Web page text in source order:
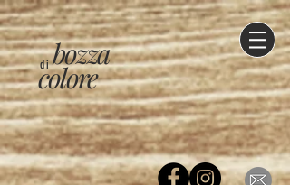
di
colore
bozza